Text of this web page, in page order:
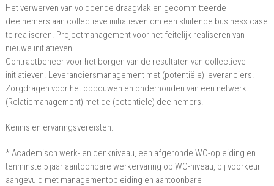
Het verwerven van voldoende draagvlak en gecommitteerde
deelnemers aan collectieve initiatieven om een sluitende business case
te realiseren. Projectmanagement voor het feitelijk realiseren van
nieuwe initiatieven.
Contractbeheer voor het borgen van de resultaten van collectieve
initiatieven. Leveranciersmanagement met (potentiële) leveranciers.
Zorgdragen voor het opbouwen en onderhouden van een netwerk.
(Relatiemanagement) met de (potentiele) deelnemers.
Kennis en ervaringsvereisten:
* Academisch werk- en denkniveau, een afgeronde WO-opleiding en
tenminste 5 jaar aantoonbare werkervaring op WO-niveau, bij voorkeur
aangevuld met managementopleiding en aantoonbare